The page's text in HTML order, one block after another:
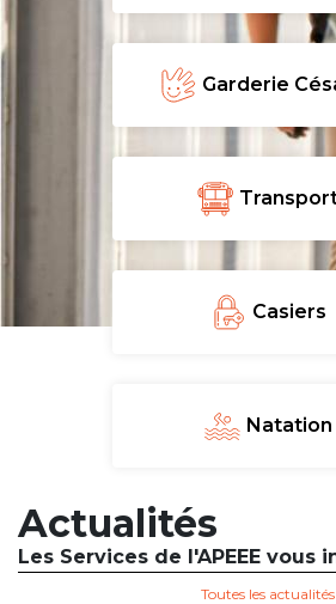
periscolaire.berkendael@apeee-
services.be
BE91 3631 6790 0976
Activités périscolaires Uccle
+32 (0)2 375 31 35
BE30 3100 2003 2711
cantine@apeee-bxl1-services.be
BE10 3100 9205 4504
Garderie
Casiers
Natation
Actualités
Les Services de l'APEEE vous
Toutes les actualités